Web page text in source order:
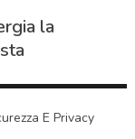
la
E Privacy